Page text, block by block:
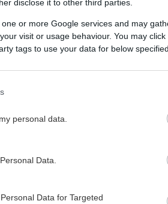
disclose it to other third parties.
or more Google services and may
visit or usage behaviour. You may
tags to use your data for below
personal data.
Data.
Data for Targeted